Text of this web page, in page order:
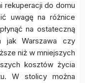
rekuperacji do domu
uwagę na różnice
na ostateczną
jak Warszawa czy
niż w mniejszych
kosztów życia
W stolicy można